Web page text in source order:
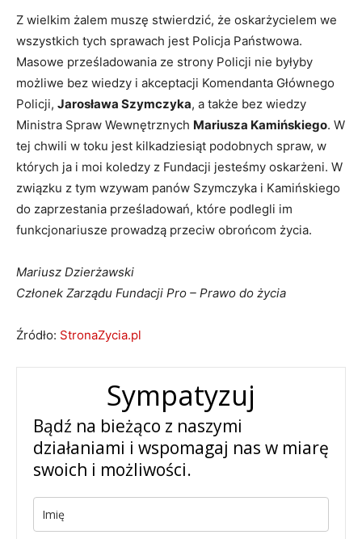
Z wielkim żalem muszę stwierdzić, że oskarżycielem we
wszystkich tych sprawach jest Policja Państwowa.
Masowe prześladowania ze strony Policji nie byłyby
możliwe bez wiedzy i akceptacji Komendanta Głównego
Policji, Jarosława Szymczyka, a także bez wiedzy
Ministra Spraw Wewnętrznych Mariusza Kamińskiego. W
tej chwili w toku jest kilkadziesiąt podobnych spraw, w
których ja i moi koledzy z Fundacji jesteśmy oskarżeni. W
związku z tym wzywam panów Szymczyka i Kamińskiego
do zaprzestania prześladowań, które podlegli im
funkcjonariusze prowadzą przeciw obrońcom życia.
Mariusz Dzierżawski
Członek Zarządu Fundacji Pro – Prawo do życia
Źródło: StronaZycia.pl
Sympatyzuj
Bądź na bieżąco z naszymi
działaniami i wspomagaj nas w miarę
swoich i możliwości.